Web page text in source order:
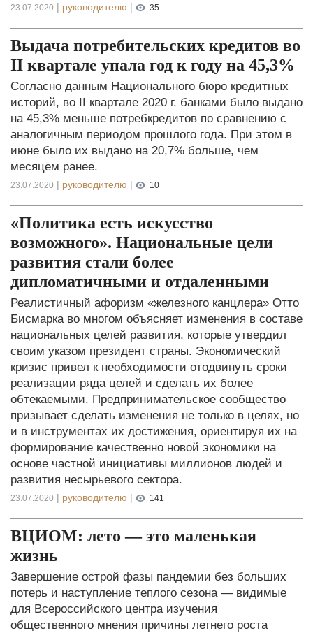
23.07.2020 | руководителю | 35
Выдача потребительских кредитов во
II квартале упала год к году на 45,3%
Согласно данным Национального бюро кредитных
историй, во II квартале 2020 г. банками было выдано
на 45,3% меньше потребкредитов по сравнению с
аналогичным периодом прошлого года. При этом в
июне было их выдано на 20,7% больше, чем
месяцем ранее.
23.07.2020 | руководителю | 10
«Политика есть искусство
возможного». Национальные цели
развития стали более
дипломатичными и отдаленными
Реалистичный афоризм «железного канцлера» Отто
Бисмарка во многом объясняет изменения в составе
национальных целей развития, которые утвердил
своим указом президент страны. Экономический
кризис привел к необходимости отодвинуть сроки
реализации ряда целей и сделать их более
обтекаемыми. Предпринимательское сообщество
призывает сделать изменения не только в целях, но
и в инструментах их достижения, ориентируя их на
формирование качественно новой экономики на
основе частной инициативы миллионов людей и
развития несырьевого сектора.
23.07.2020 | руководителю | 141
ВЦИОМ: лето — это маленькая
жизнь
Завершение острой фазы пандемии без больших
потерь и наступление теплого сезона — видимые
для Всероссийского центра изучения
общественного мнения причины летнего роста